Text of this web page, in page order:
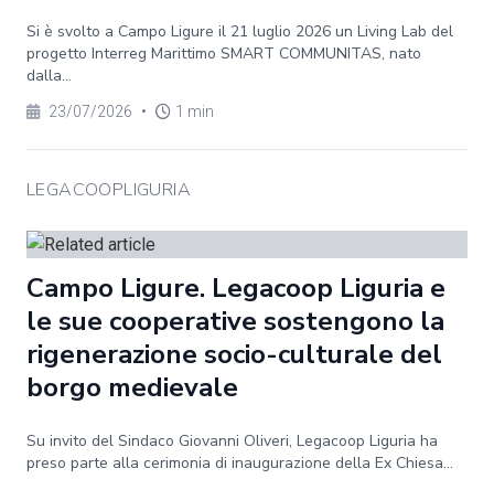
Si è svolto a Campo Ligure il 21 luglio 2026 un Living Lab del
progetto Interreg Marittimo SMART COMMUNITAS, nato
dalla...
23/07/2026 • 1 min
LEGACOOPLIGURIA
Campo Ligure. Legacoop Liguria e
le sue cooperative sostengono la
rigenerazione socio-culturale del
borgo medievale
Su invito del Sindaco Giovanni Oliveri, Legacoop Liguria ha
preso parte alla cerimonia di inaugurazione della Ex Chiesa...